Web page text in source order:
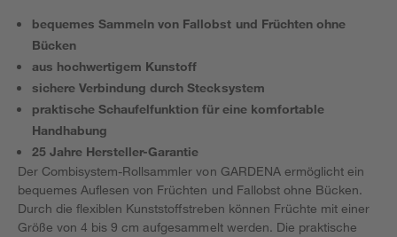
bequemes Sammeln von Fallobst und Früchten ohne
Bücken
aus hochwertigem Kunstoff
sichere Verbindung durch Stecksystem
praktische Schaufelfunktion für eine komfortable
Handhabung
25 Jahre Hersteller-Garantie
Der Combisystem-Rollsammler von GARDENA ermöglicht ein
bequemes Auflesen von Früchten und Fallobst ohne Bücken.
Durch die flexiblen Kunststoffstreben können Früchte mit einer
Größe von 4 bis 9 cm aufgesammelt werden. Die praktische